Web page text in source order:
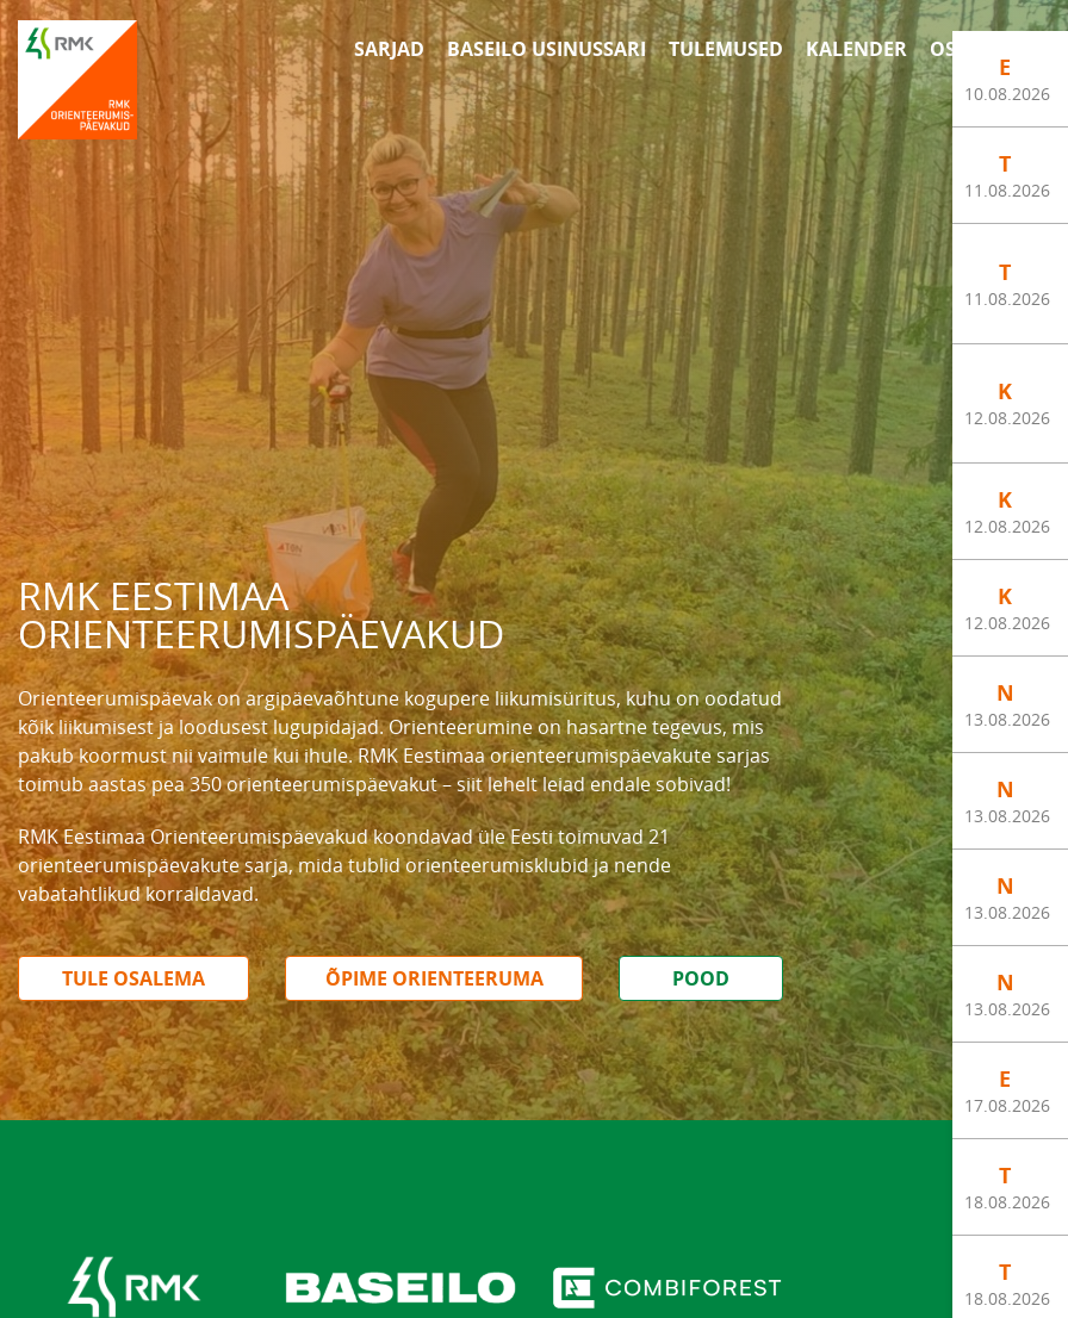
SARJAD BASEILO USINUSSARI TULEMUSED KALENDER OSALEJALE
RMK EESTIMAA
ORIENTEERUMISPÄEVAKUD
Orienteerumispäevak on argipäevaõhtune kogupere liikumisüritus, kuhu on oodatud
kõik liikumisest ja loodusest lugupidajad. Orienteerumine on hasartne tegevus, mis
pakub koormust nii vaimule kui ihule. RMK Eestimaa orienteerumispäevakute sarjas
toimub aastas pea 350 orienteerumispäevakut – siit lehelt leiad endale sobivad!
RMK Eestimaa Orienteerumispäevakud koondavad üle Eesti toimuvad 21
orienteerumispäevakute sarja, mida tublid orienteerumisklubid ja nende
vabatahtlikud korraldavad.
TULE OSALEMA ÕPIME ORIENTEERUMA POOD
E
10.08.2026
T
11.08.2026
T
11.08.2026
K
12.08.2026
K
12.08.2026
K
12.08.2026
N
13.08.2026
N
13.08.2026
N
13.08.2026
N
13.08.2026
E
17.08.2026
T
18.08.2026
T
18.08.2026